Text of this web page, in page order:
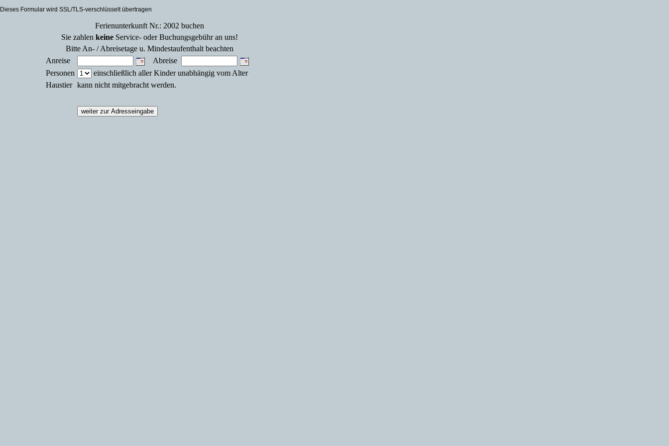
Dieses Formular wird SSL/TLS-verschlüsselt übertragen
Ferienunterkunft Nr.: 2002 buchen
Sie zahlen keineService- oder Buchungsgebühr an uns!
Bitte An- / Abreisetage u. Mindestaufenthalt beachten
Anreise
Abreise
Personen
einschließlich aller Kinder unabhängig vom Alter
Haustier kann nicht mitgebracht werden.